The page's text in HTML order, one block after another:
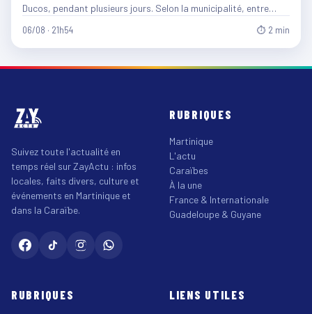
Ducos, pendant plusieurs jours. Selon la municipalité, entre…
06/08 · 21h54 ⏱ 2 min
Suivez toute l'actualité en
temps réel sur ZayActu : infos
locales, faits divers, culture et
événements en Martinique et
dans la Caraïbe.
RUBRIQUES
Martinique
L'actu
Caraïbes
À la une
France & Internationale
Guadeloupe & Guyane
RUBRIQUES LIENS UTILES